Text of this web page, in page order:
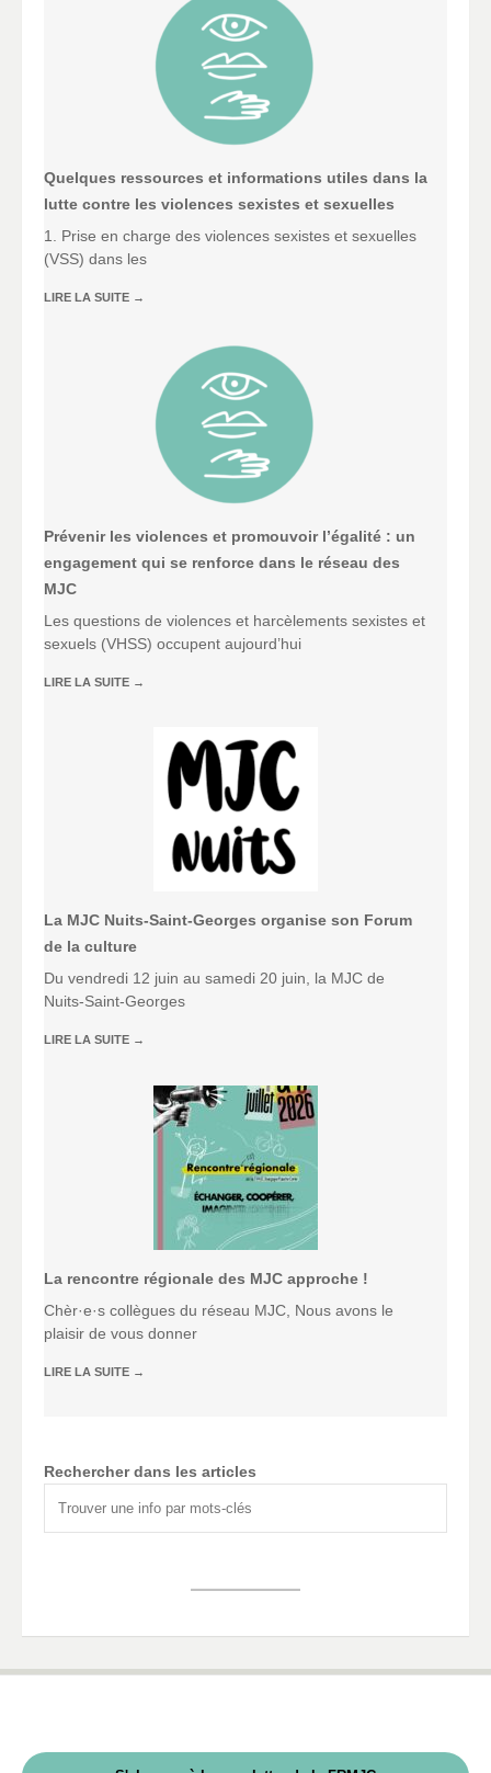
Quelques ressources et informations utiles dans la
lutte contre les violences sexistes et sexuelles
1. Prise en charge des violences sexistes et sexuelles
(VSS) dans les
LIRE LA SUITE →
Prévenir les violences et promouvoir l’égalité : un
engagement qui se renforce dans le réseau des
MJC
Les questions de violences et harcèlements sexistes et
sexuels (VHSS) occupent aujourd’hui
LIRE LA SUITE →
La MJC Nuits-Saint-Georges organise son Forum
de la culture
Du vendredi 12 juin au samedi 20 juin, la MJC de
Nuits-Saint-Georges
LIRE LA SUITE →
La rencontre régionale des MJC approche !
Chèr·e·s collègues du réseau MJC, Nous avons le
plaisir de vous donner
LIRE LA SUITE →
Rechercher dans les articles